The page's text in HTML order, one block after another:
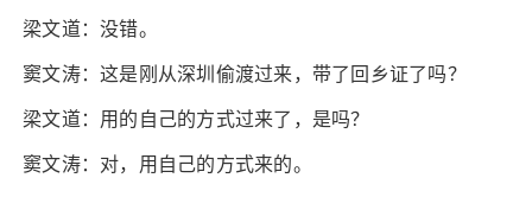
梁文道：没错。
窦文涛：这是刚从深圳偷渡过来，带了回乡证了吗？
梁文道：用的自己的方式过来了，是吗？
窦文涛：对，用自己的方式来的。